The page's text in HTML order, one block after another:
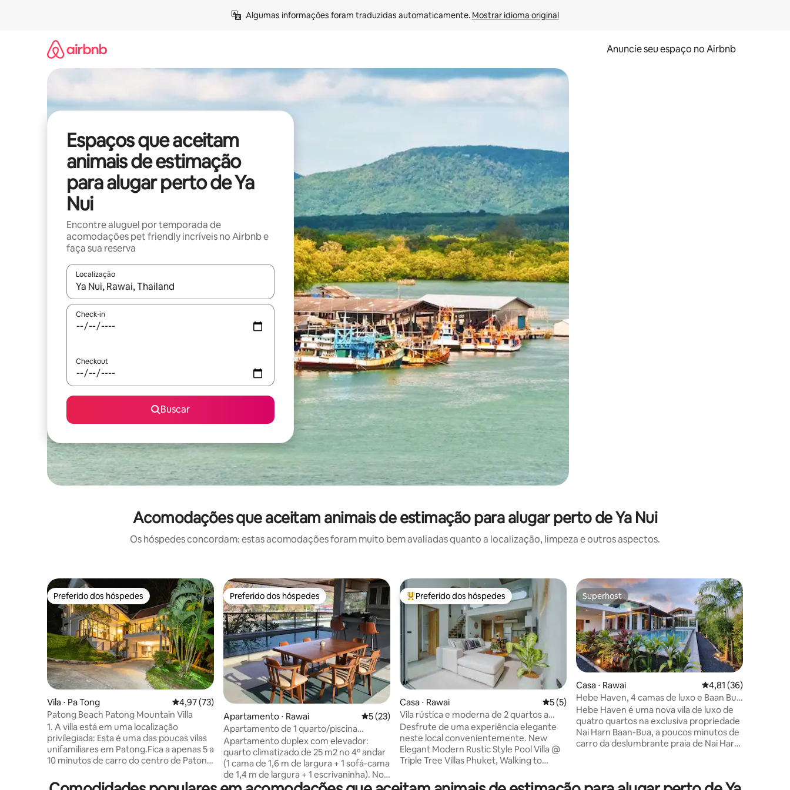
Algumas informações foram traduzidas automaticamente. Mostrar idioma original
Anuncie seu espaço no Airbnb
Espaços que aceitam
animais de estimação
para alugar perto de Ya
Nui
Encontre aluguel por temporada de
acomodações pet friendly incríveis no Airbnb e
faça sua reserva
Localização
Quando os resultados estiverem disponíveis, explore-os usando as seta para cima e para baixo do teclado ou tocando e deslizando o dedo na tela.
Check-in
Checkout
Buscar
Acomodações que aceitam animais de estimação para alugar perto de Ya Nui
Os hóspedes concordam: estas acomodações foram muito bem avaliadas quanto a localização, limpeza e outros aspectos.
Preferido dos hóspedes
Preferido dos hóspedes
Vila ⋅ Pa Tong 4,97 de uma avaliação média de 5, 73 avaliações
4,97 (73)
Patong Beach Patong Mountain Villa
1. A villa está em uma localização
privilegiada: Esta é uma das poucas vilas
unifamiliares em Patong.Fica a apenas 5 a
10 minutos de carro do centro de Patong
shoppings, de Karon e de Kata Beach.
Preferido dos hóspedes
Preferido dos hóspedes
Apartamento ⋅ Rawai 5 de uma avaliação média de 5, 23 avaliações
5 (23)
Apartamento de 1 quarto/piscina
privativa
Apartamento duplex com elevador:
quarto climatizado de 25 m2 no 4º andar
(1 cama de 1,6 m de largura + 1 sofá-cama
de 1,4 m de largura + 1 escrivaninha). No
3º andar, banheiro e espaçosa sala de 70
Entre os melhores preferidos dos hóspedes
Preferido dos hóspedes
Casa ⋅ Rawai 5 de uma avaliação média de 5, 5 avaliações
5 (5)
Vila rústica e moderna de 2 quartos a
uma caminhada de Rawai Beach e Yanui
Beach
Desfrute de uma experiência elegante
neste local convenientemente. New
Elegant Modern Rustic Style Pool Villa @
Triple Tree Villas Phuket, Walking to
Sunset Viewpoint, Krathing Beach,
Superhost
Superhost
Casa ⋅ Rawai 4,81 de uma
4,81 (36)
Hebe Haven, 4 camas de luxo e Baan Bua
Nai Harn
Hebe Haven é uma nova vila de luxo de
quatro quartos na exclusiva propriedade
Nai Harn Baan-Bua, a poucos minutos de
carro da deslumbrante praia de Nai Harn.